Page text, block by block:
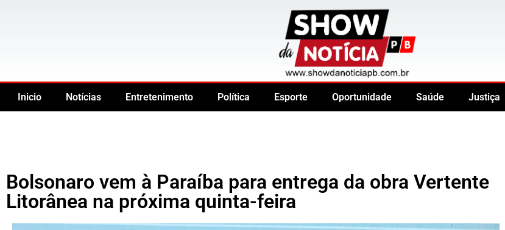
Inicio Notícias Entretenimento Política Esporte Oportunidade Saúde Justiça
Bolsonaro vem à Paraíba para entrega da obra Vertente
Litorânea na próxima quinta-feira